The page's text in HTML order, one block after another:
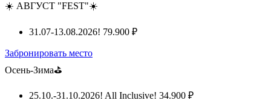
☀️ АВГУСТ "FEST"☀️
31.07-13.08.2026! 79.900 ₽
Забронировать место
Осень-Зима⛳
25.10.-31.10.2026! All Inclusive! 34.900 ₽